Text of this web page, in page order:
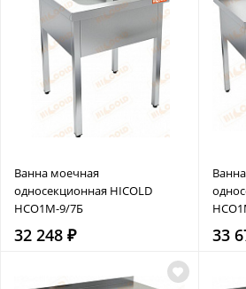
Ванна моечная
односекционная HICOLD
НСО1М-9/7Б
32 248 ₽ 33